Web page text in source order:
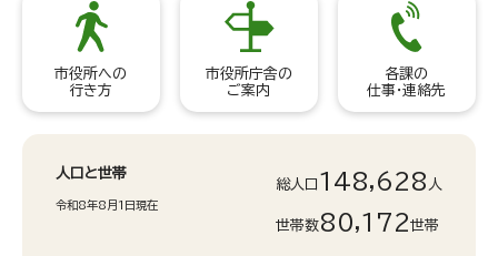
市役所への
行き方
市役所庁舎の
ご案内
各課の
仕事・連絡先
人口と世帯
令和8年8月1日現在
総人口 148,628 人
世帯数80,172世帯